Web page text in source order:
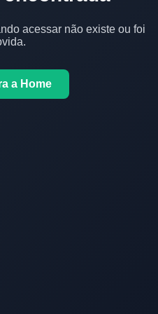
acessar não existe ou foi
a Home